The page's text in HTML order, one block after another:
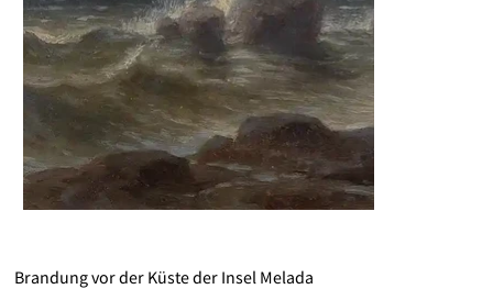
Brandung vor der Küste der Insel Melada